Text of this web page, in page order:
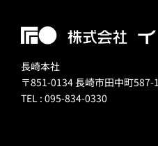
長崎本社
〒851-0134 長崎市田中町587-1
TEL : 095-834-0330